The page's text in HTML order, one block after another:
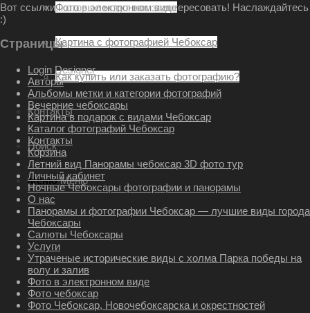
Фото в электронном виде
Картина с фотографией Чебоксар
Как купить или заказать фотографию?
Контакты
Поиск
Меню Меню
Вот ссылки, которые могут вас заинтересовать! Наслаждайтесь
:)
Страницы
Login Designer
Авторы
Альбомы метки и категории фотографий
Вечерние чебоксары
Картина в подарок с видами Чебоксар
Каталог фотографий Чебоксар
Контакты
Корзина
Летний вид Панорамы чебоксар 3D фото тур
Личный кабинет
Ночные Чебоксары фотографии и панорамы
О нас
Панорамы и фотографии Чебоксар — лучшие виды города
Чебоксары
Салюты Чебоксары
Услуги
Утраченые исторические виды с холма Парка победы на
волу и залив
Фото в электронном виде
Фото чебоксар
Фото Чебоксар, Новочебоксарска и окрестностей